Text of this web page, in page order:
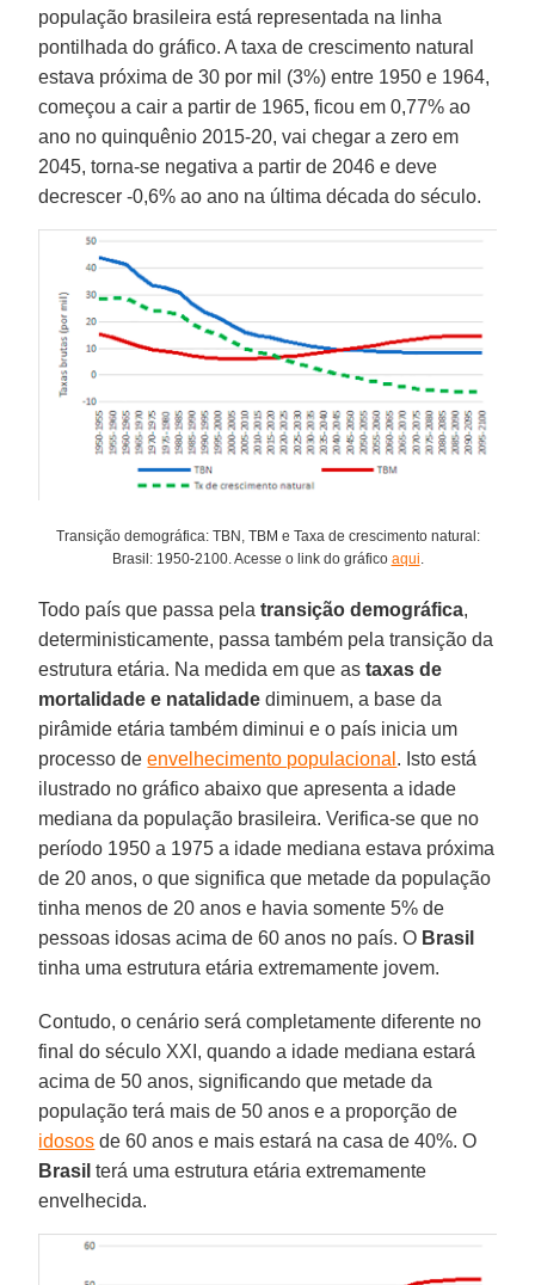
população brasileira está representada na linha
pontilhada do gráfico. A taxa de crescimento natural
estava próxima de 30 por mil (3%) entre 1950 e 1964,
começou a cair a partir de 1965, ficou em 0,77% ao
ano no quinquênio 2015-20, vai chegar a zero em
2045, torna-se negativa a partir de 2046 e deve
decrescer -0,6% ao ano na última década do século.
Transição demográfica: TBN, TBM e Taxa de crescimento natural:
Brasil: 1950-2100. Acesse o link do gráfico aqui
Todo país que passa pelatransição demográfica,
deterministicamente, passa também pela transição da
estrutura etária. Na medida em que as taxas de
mortalidade e natalidade diminuem, a base da
pirâmide etária também diminui e o país inicia um
processo deenvelhecimento populacional . Isto está
ilustrado no gráfico abaixo que apresenta a idade
mediana da população brasileira. Verifica-se que no
período 1950 a 1975 a idade mediana estava próxima
de 20 anos, o que significa que metade da população
tinha menos de 20 anos e havia somente 5% de
pessoas idosas acima de 60 anos no país. O Brasil
tinha uma estrutura etária extremamente jovem.
Contudo, o cenário será completamente diferente no
final do século XXI, quando a idade mediana estará
acima de 50 anos, significando que metade da
população terá mais de 50 anos e a proporção de
idosos de 60 anos e mais estará na casa de 40%. O
Brasil terá uma estrutura etária extremamente
envelhecida.